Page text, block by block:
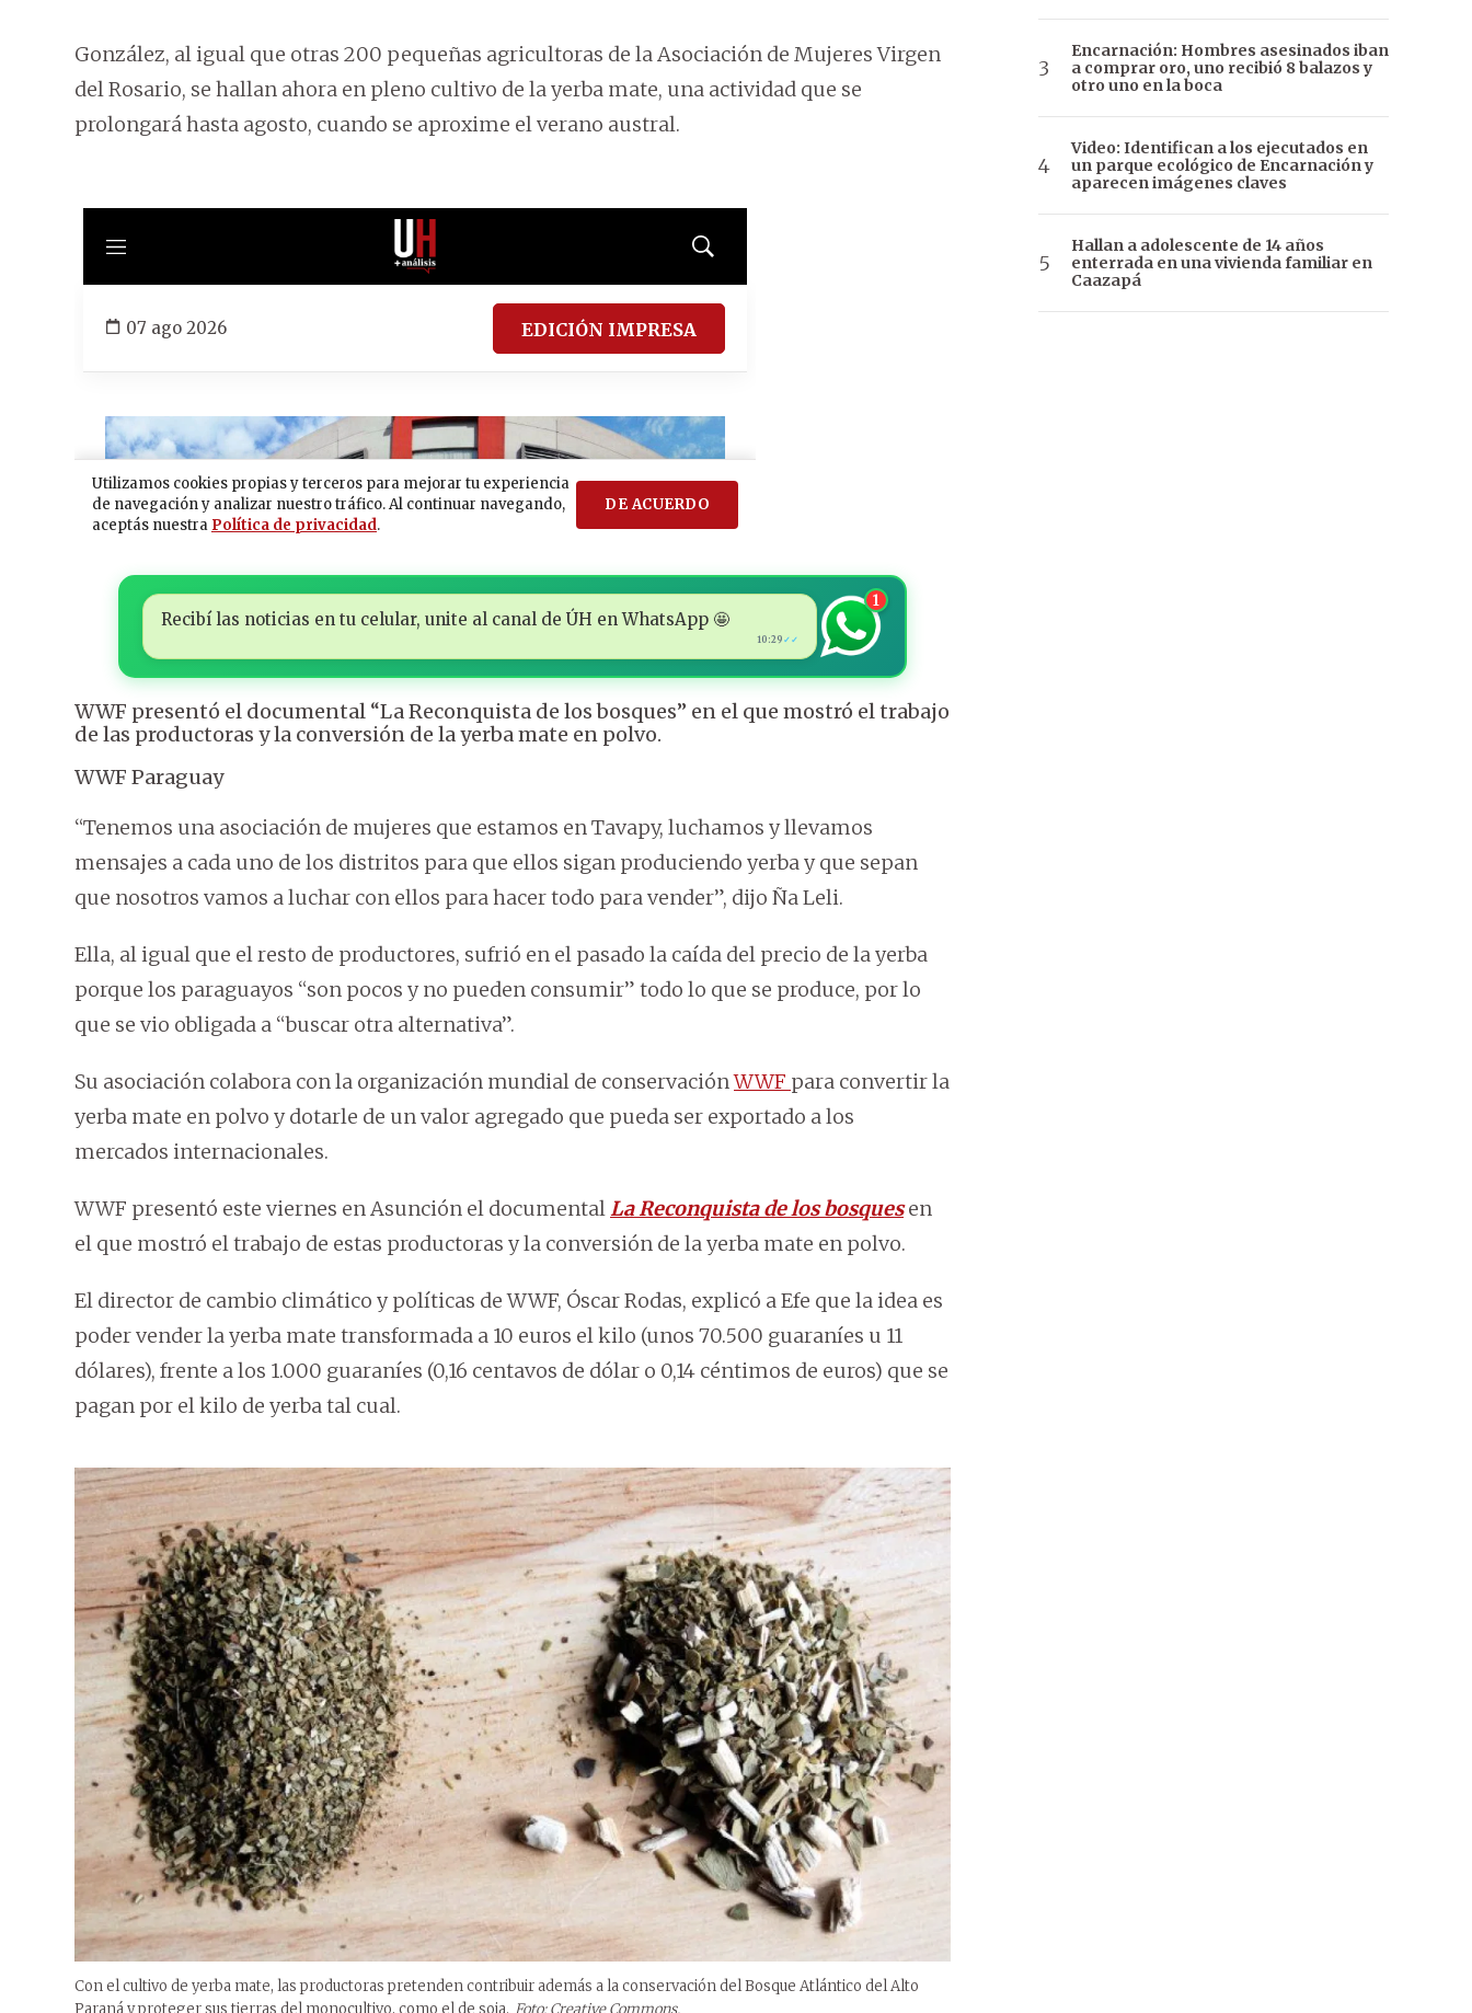
González, al igual que otras 200 pequeñas agricultoras de la Asociación de Mujeres Virgen
del Rosario, se hallan ahora en pleno cultivo de la yerba mate, una actividad que se
prolongará hasta agosto, cuando se aproxime el verano austral.
Recibí las noticias en tu celular, unite al canal de ÚH en WhatsApp 🤩
10:29 ✓✓
1
WWF presentó el documental “La Reconquista de los bosques” en el que mostró el trabajo
de las productoras y la conversión de la yerba mate en polvo.
WWF Paraguay
“Tenemos una asociación de mujeres que estamos en Tavapy, luchamos y llevamos
mensajes a cada uno de los distritos para que ellos sigan produciendo yerba y que sepan
que nosotros vamos a luchar con ellos para hacer todo para vender”, dijo Ña Leli.
Ella, al igual que el resto de productores, sufrió en el pasado la caída del precio de la yerba
porque los paraguayos “son pocos y no pueden consumir” todo lo que se produce, por lo
que se vio obligada a “buscar otra alternativa”.
Su asociación colabora con la organización mundial de conservaciónWWF para convertir la
yerba mate en polvo y dotarle de un valor agregado que pueda ser exportado a los
mercados internacionales.
WWF presentó este viernes en Asunción el documentalLa Reconquista de los bosques en
el que mostró el trabajo de estas productoras y la conversión de la yerba mate en polvo.
El director de cambio climático y políticas de WWF, Óscar Rodas, explicó a Efe que la idea es
poder vender la yerba mate transformada a 10 euros el kilo (unos 70.500 guaraníes u 11
dólares), frente a los 1.000 guaraníes (0,16 centavos de dólar o 0,14 céntimos de euros) que se
pagan por el kilo de yerba tal cual.
Con el cultivo de yerba mate, las productoras pretenden contribuir además a la conservación del Bosque Atlántico del Alto
Paraná y proteger sus tierras del monocultivo, como el de soja. Foto: Creative Commons.
Encarnación: Hombres asesinados iban
a comprar oro, uno recibió 8 balazos y
otro uno en la boca
Video: Identifican a los ejecutados en
un parque ecológico de Encarnación y
aparecen imágenes claves
Hallan a adolescente de 14 años
enterrada en una vivienda familiar en
Caazapá